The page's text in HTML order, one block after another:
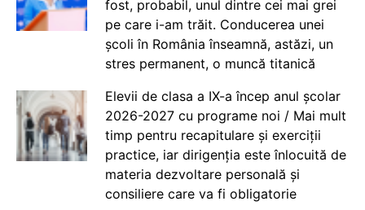
fost, probabil, unul dintre cei mai grei
pe care i-am trăit. Conducerea unei
școli în România înseamnă, astăzi, un
stres permanent, o muncă titanică
Elevii de clasa a IX-a încep anul școlar
2026-2027 cu programe noi / Mai mult
timp pentru recapitulare și exerciții
practice, iar dirigenția este înlocuită de
materia dezvoltare personală și
consiliere care va fi obligatorie